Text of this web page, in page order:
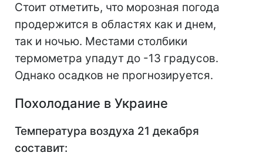
Стоит отметить, что морозная погода
продержится в областях как и днем,
так и ночью. Местами столбики
термометра упадут до -13 градусов.
Однако осадков не прогнозируется.
Похолодание в Украине
Температура воздуха 21 декабря
составит: